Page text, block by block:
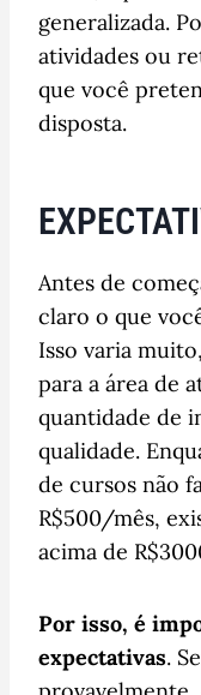
generalizada.
atividades ou
que você
disposta.
Antes de
claro o que
Isso varia
para a área de
quantidade de
qualidade.
de cursos não
R$500/mês,
acima de
Por isso, é
expectativas.